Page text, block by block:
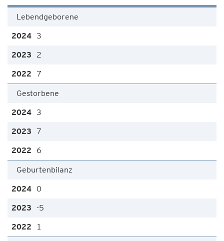
Lebendgeborene
3
2
7
Gestorbene
3
7
6
Geburtenbilanz
0
-5
1